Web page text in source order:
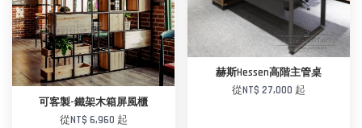
可客製-鐵架木箱屏風櫃
從NT$ 6,960 起
赫斯Hessen高階主管桌
從NT$ 27,000 起